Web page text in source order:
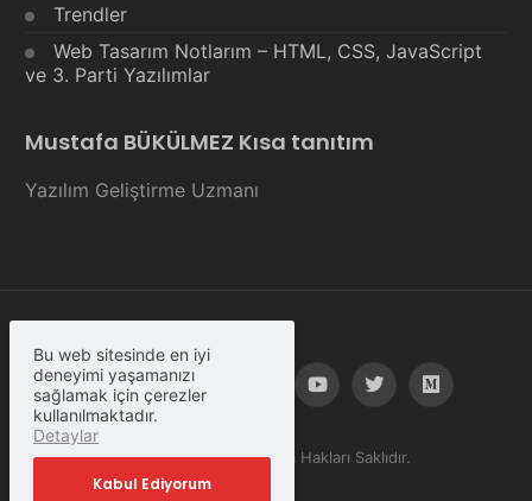
Trendler
Web Tasarım Notlarım – HTML, CSS, JavaScript
ve 3. Parti Yazılımlar
Mustafa BÜKÜLMEZ Kısa tanıtım
Yazılım Geliştirme Uzmanı
© Copyright 2023, Tüm Hakları Saklıdır.
Bu web sitesinde en iyi
deneyimi yaşamanızı
sağlamak için çerezler
kullanılmaktadır.
Detaylar
Kabul Ediyorum